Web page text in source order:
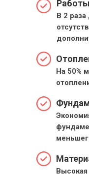
Работы
В 2
На 50%
Высокая